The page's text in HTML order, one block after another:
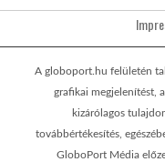
A globoport.hu felületén
grafikai megjelenítést,
kizárólagos
továbbértékesítés,
GloboPort Média